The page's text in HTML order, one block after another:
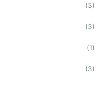
(3)
(3)
(1)
(3)